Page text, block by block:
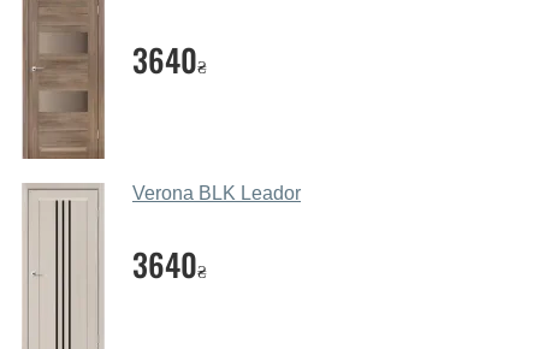
Які основні особливості та переваги
ваших міжкімнатних дверей?
Каркас полотна міжкімнатних дверей виготовляється з
євробрусу (власного сушіння), що покривається МДФ
накладками товщиною 20 мм. Завдяки такій товщині
МДФ, вся конструкція виходить дуже міцною та
надійною.
Які дверні полотна порадите?
параметрів, бюджету та інших факторів. Підбір
3640₴
Verona BLK Leador
3640₴